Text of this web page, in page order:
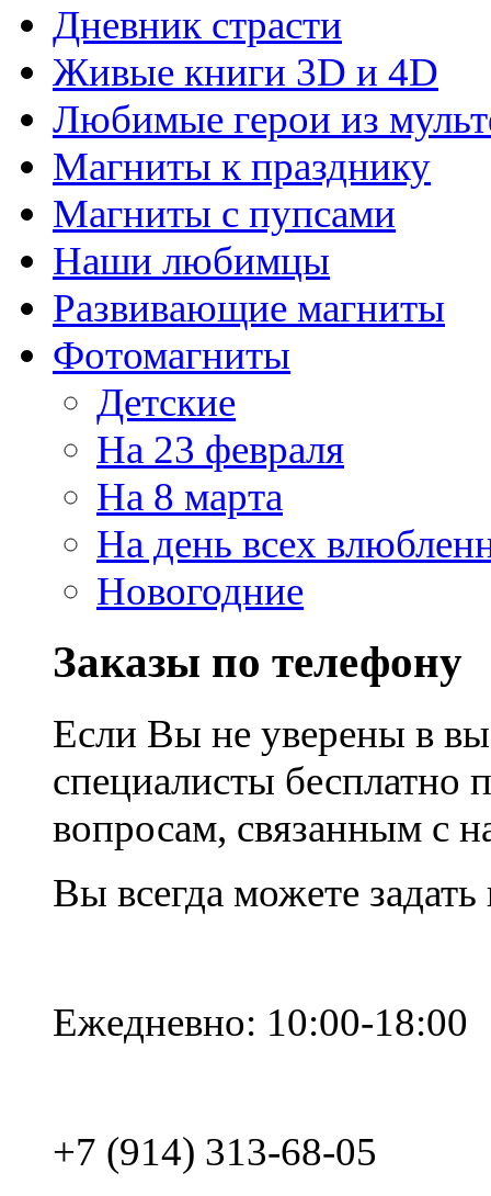
Дневник страсти
Живые книги 3D и 4D
Любимые герои из
Магниты к празднику
Магниты с пупсами
Наши любимцы
Развивающие магниты
Фотомагниты
Детские
На 23 февраля
На 8 марта
На день всех
Новогодние
Заказы по телефону
Если Вы не уверены в
специалисты
вопросам, связанным с
Вы всегда можете
Ежедневно: 10:00-18:00
+7 (914) 313-68-05